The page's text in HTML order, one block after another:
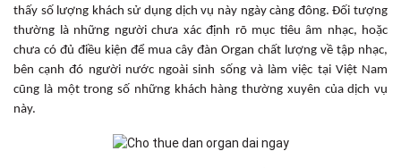
thấy số lượng khách sử dụng dịch vụ này ngày càng đông. Đối tượng
thường là những người chưa xác định rõ mục tiêu âm nhạc, hoặc
chưa có đủ điều kiện để mua cây đàn Organ chất lượng về tập nhạc,
bên cạnh đó người nước ngoài sinh sống và làm việc tại Việt Nam
cũng là một trong số những khách hàng thường xuyên của dịch vụ
này.